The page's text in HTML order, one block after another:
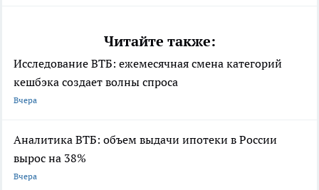
Читайте также:
Исследование ВТБ: ежемесячная смена категорий
кешбэка создает волны спроса
Вчера
Аналитика ВТБ: объем выдачи ипотеки в России
вырос на 38%
Вчера